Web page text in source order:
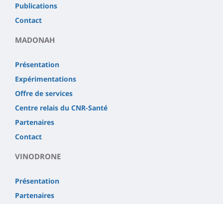
Publications
Contact
MADONAH
Présentation
Expérimentations
Offre de services
Centre relais du CNR-Santé
Partenaires
Contact
VINODRONE
Présentation
Partenaires